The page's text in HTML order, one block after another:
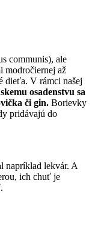
communis), ale
modročiernej až
dieťa. V rámci našej
osadenstvu sa
či gin. Borievky
pridávajú do
napríklad lekvár. A
ich chuť je